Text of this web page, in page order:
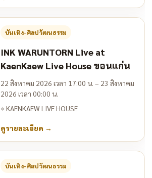
บันเทิง-ศิลปวัฒนธรรม
INK WARUNTORN Live at
KaenKaew Live House ขอนแก่น
22 สิงหาคม 2026 เวลา 17:00 น. – 23 สิงหาคม
2026 เวลา 00:00 น.
⌖KAENKAEW LIVE HOUSE
ดูรายละเอียด →
บันเทิง-ศิลปวัฒนธรรม